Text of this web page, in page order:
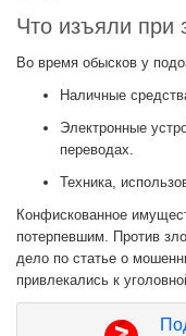
Что изъяли при
Во время обысков у
Наличные
Электронные
переводах.
Техника,
Конфискованное
потерпевшим. Против
дело по статье о
привлекались к